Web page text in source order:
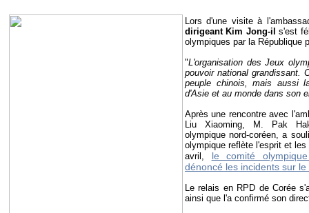
Lors d'une visite à
dirigeant Kim Jong-il s'est
olympiques par la République
"L'organisation des Jeux
pouvoir national grandissant.
peuple chinois, mais aussi
d'Asie et au monde dans son
Après une rencontre avec
Liu Xiaoming, M. Pak
olympique nord-coréen, a
olympique reflète l'esprit et
avril, le comité
dénoncé les incidents sur
Le relais en RPD de Corée
ainsi que l'a confirmé son